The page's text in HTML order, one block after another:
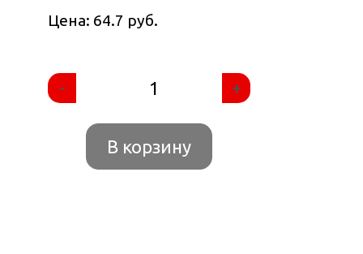
Цена: 64.7 руб.
- +
В корзину